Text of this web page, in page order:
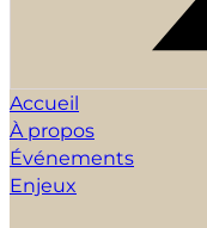
Accueil
À propos
Événements
Enjeux